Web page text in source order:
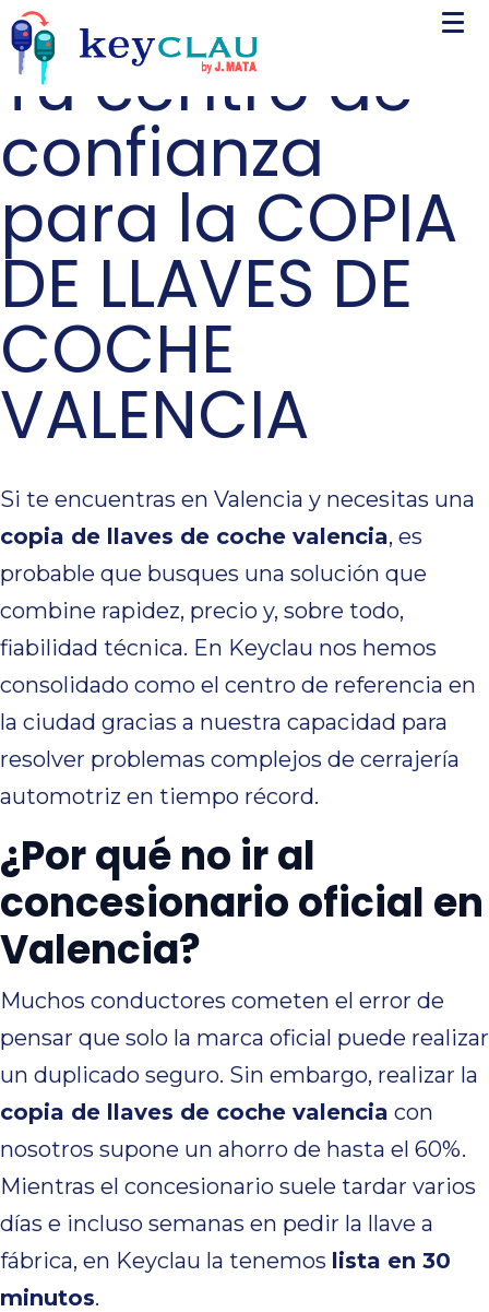
Tu centro de
confianza
para la COPIA
DE LLAVES DE
COCHE
VALENCIA
Si te encuentras en Valencia y necesitas una
copia de llaves de coche valencia, es
probable que busques una solución que
combine rapidez, precio y, sobre todo,
fiabilidad técnica. En Keyclau nos hemos
consolidado como el centro de referencia en
la ciudad gracias a nuestra capacidad para
resolver problemas complejos de cerrajería
automotriz en tiempo récord.
¿Por qué no ir al
concesionario oficial en
Valencia?
Muchos conductores cometen el error de
pensar que solo la marca oficial puede realizar
un duplicado seguro. Sin embargo, realizar la
copia de llaves de coche valencia con
nosotros supone un ahorro de hasta el 60%.
Mientras el concesionario suele tardar varios
días e incluso semanas en pedir la llave a
fábrica, en Keyclau la tenemos lista en 30
minutos.